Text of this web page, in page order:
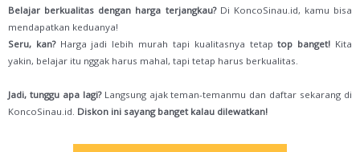
Belajar berkualitas dengan harga terjangkau?Di KoncoSinau.id, kamu bisa
mendapatkan keduanya!
Seru, kan?Harga jadi lebih murah tapi kualitasnya tetaptop banget! Kita
yakin, belajar itu nggak harus mahal, tapi tetap harus berkualitas.
Jadi, tunggu apa lagi?Langsung ajak teman-temanmu dan daftar sekarang di
KoncoSinau.id. Diskon ini sayang banget kalau dilewatkan!